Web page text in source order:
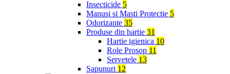
Insecticide 5
Manusi si Masti Protectie 5
Odorizante 35
Produse din hartie 31
Hartie igienica 10
Role Prosop 11
Servetele 13
Sapunuri 12